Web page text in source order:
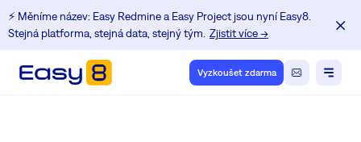
⚡️ Měníme název: Easy Redmine a Easy Project jsou nyní Easy8.
Stejná platforma, stejná data, stejný tým. Zjistit více →
Vyzkoušet zdarma